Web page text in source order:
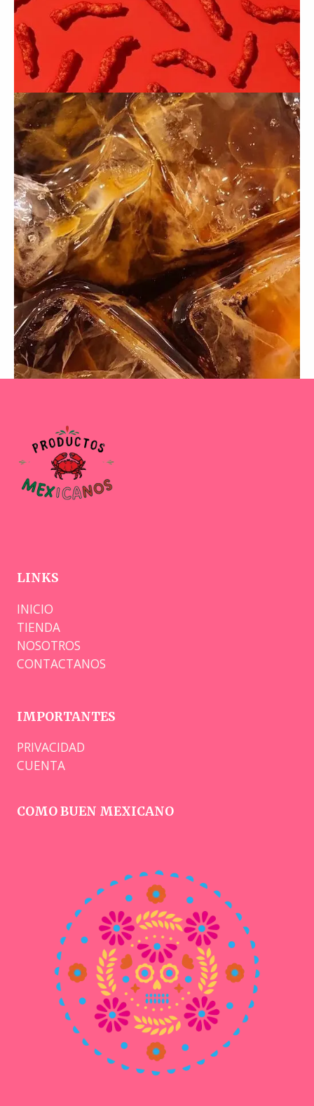
LINKS
INICIO
TIENDA
NOSOTROS
CONTACTANOS
IMPORTANTES
PRIVACIDAD
CUENTA
COMO BUEN MEXICANO